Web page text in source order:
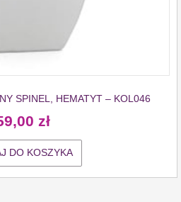
SPINEL, HEMATYT – KOL046
zł
DO KOSZYKA